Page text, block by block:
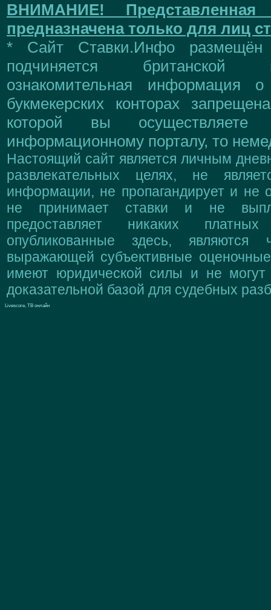
ВНИМАНИЕ!
предназначена только для лиц
* Сайт Ставки.Инфо размещён
подчиняется британской
ознакомительная информация
букмекерских конторах
которой вы
информационному порталу, то
Настоящий сайт является личным
развлекательных целях, не
информации, не пропагандирует и не
не принимает ставки и не
предоставляет никаких
опубликованные здесь, являются
выражающей субъективные
имеют юридической силы и не могут
доказательной базой для судебных
Livescore, ТВ онлайн